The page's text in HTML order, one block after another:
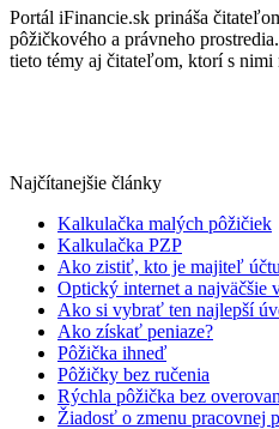
Portál iFinancie.sk prináša
pôžičkového a právneho
tieto témy aj čitateľom, ktorí s nimi
Najčítanejšie články
Kalkulačka malých pôžičiek
Kalkulačka PZP
Ako zistiť, kto je majiteľ účtu
Optický internet a najväčšie
Ako si vybrať ten najlepší
Ako získať peniaze?
Pôžička ihneď
Pôžičky bez ručenia
Rýchla pôžička bez
Žiadosť o zmenu pracovnej